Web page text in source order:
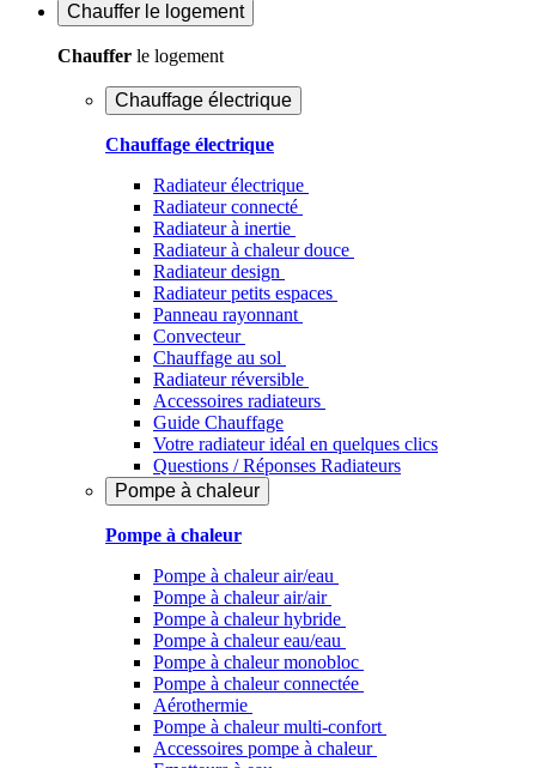
Chauffer le logement
Chauffer le logement
Chauffage électrique
Chauffage électrique
Radiateur électrique
Radiateur connecté
Radiateur à inertie
Radiateur à chaleur douce
Radiateur design
Radiateur petits espaces
Panneau rayonnant
Convecteur
Chauffage au sol
Radiateur réversible
Accessoires radiateurs
Guide Chauffage
Votre radiateur idéal en quelques clics
Questions / Réponses Radiateurs
Pompe à chaleur
Pompe à chaleur
Pompe à chaleur air/eau
Pompe à chaleur air/air
Pompe à chaleur hybride
Pompe à chaleur​ eau/eau
Pompe à chaleur monobloc
Pompe à chaleur connectée
Aérothermie
Pompe à chaleur multi-confort
Accessoires pompe à chaleur